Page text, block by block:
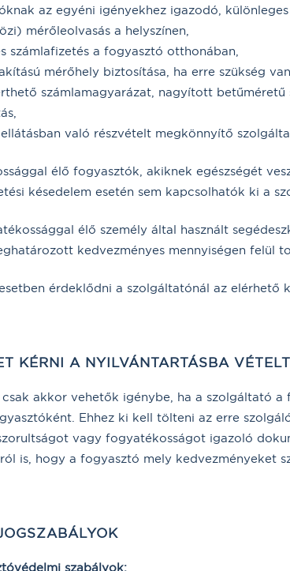
az egyéni igényekhez igazodó,
mérőleolvasás a helyszínen,
számlafizetés a fogyasztó otthonában,
mérőhely biztosítása, ha erre szükség
számlamagyarázat, nagyított betűméretű
való részvételt megkönnyítő
élő fogyasztók, akiknek egészségét
késedelem esetén sem kapcsolhatók ki a
élő személy által használt
kedvezményes mennyiségen felül
érdeklődni a szolgáltatónál az elérhető
KÉRNI A NYILVÁNTARTÁSBA
akkor vehetők igénybe, ha a szolgáltató
Ehhez ki kell tölteni az erre
vagy fogyatékosságot igazoló
is, hogy a fogyasztó mely kedvezményeket
szabályok: